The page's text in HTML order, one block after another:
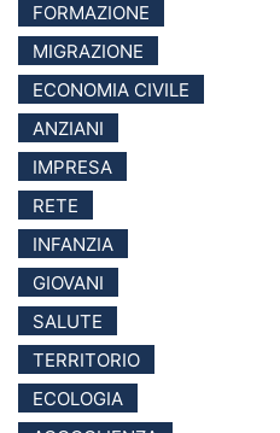
FORMAZIONE
MIGRAZIONE
ECONOMIA CIVILE
ANZIANI
IMPRESA
RETE
INFANZIA
GIOVANI
SALUTE
TERRITORIO
ECOLOGIA